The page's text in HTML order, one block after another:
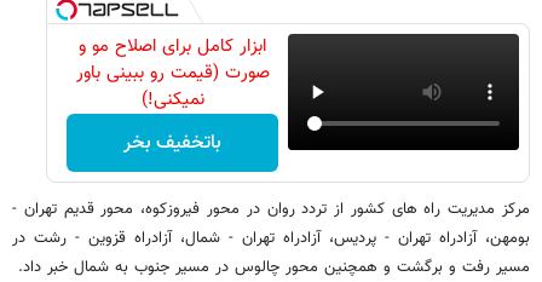
ابزار کامل برای اصلاح مو و
صورت (قیمت رو ببینی باور
نمیکنی!)
باتخفیف بخر
مرکز مدیریت راه های کشور از تردد روان در محور فیروزکوه، محور قدیم تهران -
بومهن، آزادراه تهران - پردیس، آزادراه تهران - شمال، آزادراه قزوین - رشت در
مسیر رفت و برگشت و همچنین محور چالوس در مسیر جنوب به شمال خبر داد.